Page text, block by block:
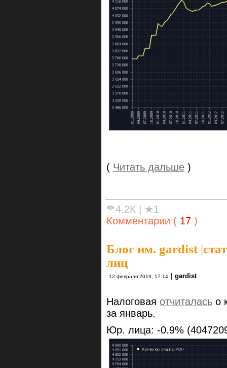
( Читать дальше )
4.2К
★1
Комментарии ( 17 )
Блог им. gardist|
лиц
12 февраля 2019, 17:14 gardist
Налоговая отчиталась о
за январь.
Юр. лица: -0.9%